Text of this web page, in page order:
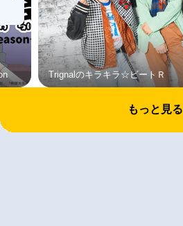
Trignalのキラキラ☆ビートＲ
もっと見る